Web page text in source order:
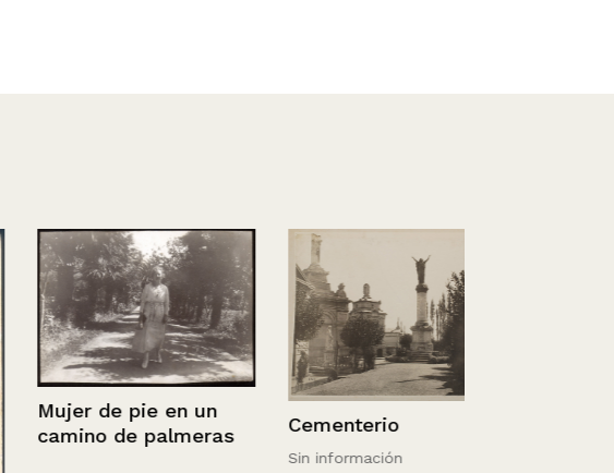
Mujer de pie en un
camino de palmeras
Cementerio
Sin información